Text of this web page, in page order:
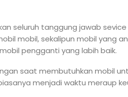
seluruh tanggung jawab
mobil, sekalipun mobil yang
pengganti yang labih baik.
saat membutuhkan mobil
menjadi waktu meraup